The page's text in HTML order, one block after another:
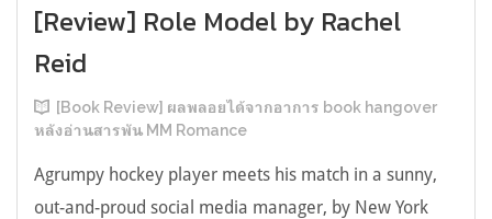
[Review] Role Model by Rachel
Reid
[Book Review] ผลพลอยได้จากอาการ book hangover
หลังอ่านสารพัน MM Romance
Agrumpy hockey player meets his match in a sunny,
out-and-proud social media manager, by New York